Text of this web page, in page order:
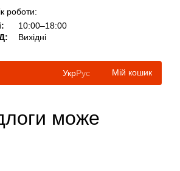
роботи:
10:00–18:00
Вихідні
УкрРус Мій кошик
може